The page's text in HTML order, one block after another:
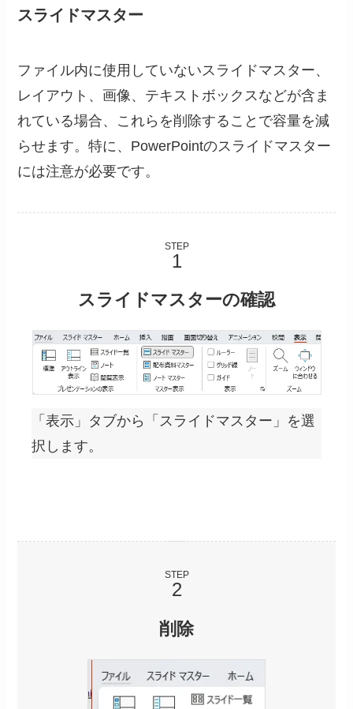
スライドマスター
ファイル内に使用していないスライドマスター、
レイアウト、画像、テキストボックスなどが含ま
れている場合、これらを削除することで容量を減
らせます。特に、PowerPointのスライドマスター
には注意が必要です。
STEP
スライドマスターの確認
「表示」タブから「スライドマスター」を選
択します。
STEP
削除